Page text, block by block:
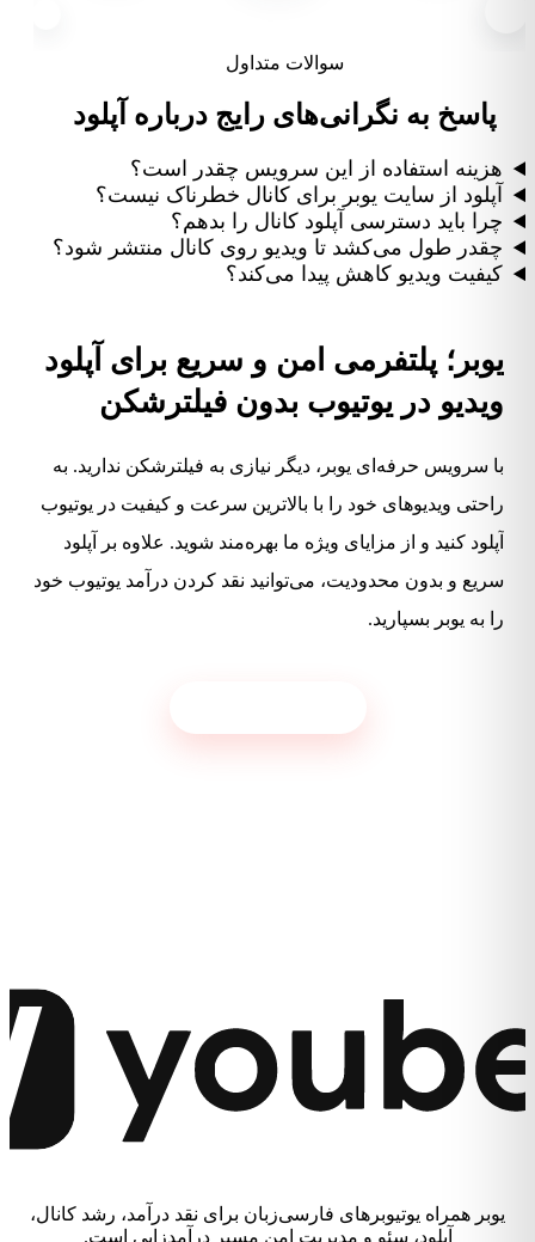
سوالات متداول
پاسخ به نگرانی‌های رایج درباره آپلود
هزینه استفاده از این سرویس چقدر است؟
آپلود از سایت یوبر برای کانال خطرناک نیست؟
چرا باید دسترسی آپلود کانال را بدهم؟
چقدر طول می‌کشد تا ویدیو روی کانال منتشر شود؟
کیفیت ویدیو کاهش پیدا می‌کند؟
یوبر؛ پلتفرمی امن و سریع برای آپلود
ویدیو در یوتیوب بدون فیلترشکن
با سرویس حرفه‌ای یوبر، دیگر نیازی به فیلترشکن ندارید. به
راحتی ویدیوهای خود را با بالاترین سرعت و کیفیت در یوتیوب
آپلود کنید و از مزایای ویژه ما بهره‌مند شوید. علاوه بر آپلود
سریع و بدون محدودیت، می‌توانید نقد کردن درآمد یوتیوب خود
را به یوبر بسپارید.
به‌راحتی ویدیوهای خود را مدیریت کنید.
همچنین، با دریافت مشاوره یوتیوب به‌صورت تخصصی و
شرکت در دوره جامع آموزش یوتیوب، مسیر موفقیت در
یوتیوب را به‌صورت اصولی و حرفه‌ای طی کنید.
یوبر همراه یوتیوبرهای فارسی‌زبان برای نقد درآمد، رشد کانال،
آپلود، سئو و مدیریت امن مسیر درآمدزایی است.